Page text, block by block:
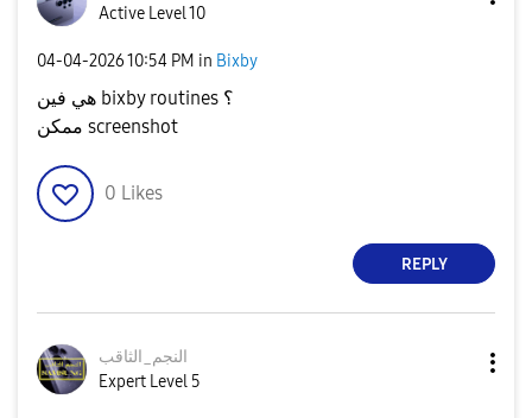
Active Level 10
‎04-04-202610:54 PM in Bixby
هي فين bixby routines ؟
ممكن screenshot
0 Likes
REPLY
النجم_الثاقب
Expert Level 5